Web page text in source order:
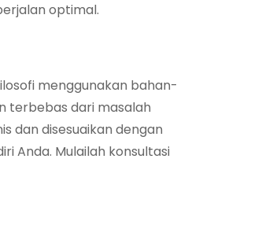
optimal.
menggunakan bahan-
terbebas dari masalah
dan disesuaikan dengan
Anda. Mulailah konsultasi